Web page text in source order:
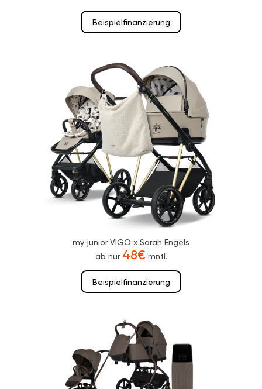
Beispielfinanzierung
my junior VIGO x Sarah Engels
ab nur 48€ mntl.
Beispielfinanzierung